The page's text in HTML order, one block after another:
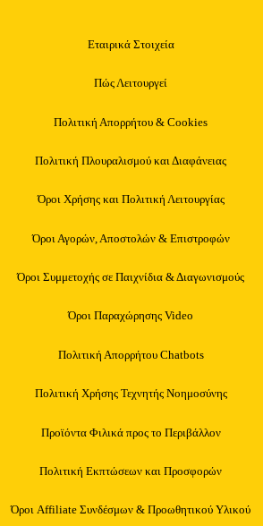
Εταιρικά Στοιχεία
Πώς Λειτουργεί
Πολιτική Απορρήτου & Cookies
Πολιτική Πλουραλισμού και Διαφάνειας
Όροι Χρήσης και Πολιτική Λειτουργίας
Όροι Αγορών, Αποστολών & Επιστροφών
Όροι Συμμετοχής σε Παιχνίδια & Διαγωνισμούς
Όροι Παραχώρησης Video
Πολιτική Απορρήτου Chatbots
Πολιτική Χρήσης Τεχνητής Νοημοσύνης
Προϊόντα Φιλικά προς το Περιβάλλον
Πολιτική Εκπτώσεων και Προσφορών
Όροι Affiliate Συνδέσμων & Προωθητικού Υλικού